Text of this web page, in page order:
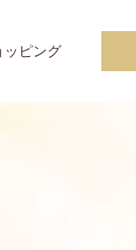
ッピング